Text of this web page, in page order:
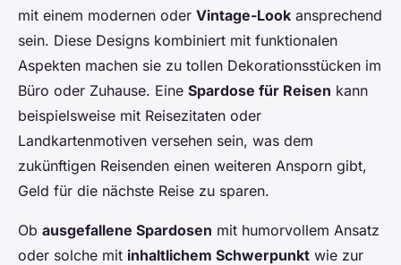
mit einem modernen oder Vintage-Look ansprechend
sein. Diese Designs kombiniert mit funktionalen
Aspekten machen sie zu tollen Dekorationsstücken im
Büro oder Zuhause. Eine Spardose für Reisen kann
beispielsweise mit Reisezitaten oder
Landkartenmotiven versehen sein, was dem
zukünftigen Reisenden einen weiteren Ansporn gibt,
Geld für die nächste Reise zu sparen.
Ob ausgefallene Spardosen mit humorvollem Ansatz
oder solche mit inhaltlichem Schwerpunkt wie zur